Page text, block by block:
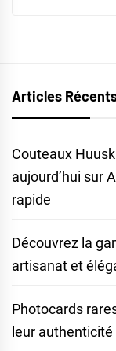
Articles
Couteaux
aujourd’hui sur
rapide
Découvrez la
artisanat et
Photocards
leur